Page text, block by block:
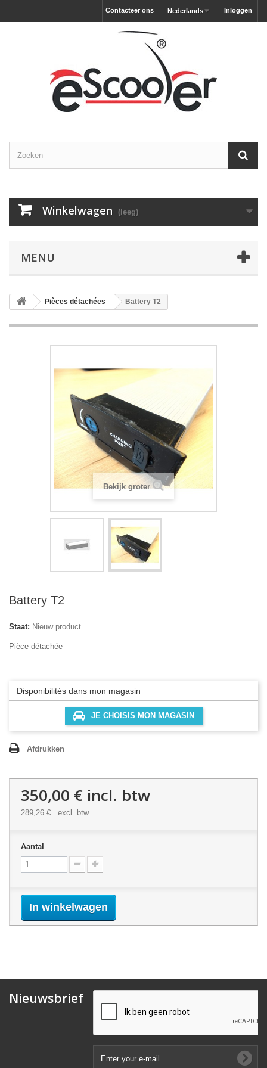
Inloggen
Nederlands
Contacteer ons
Winkelwagen (leeg)
MENU
Pièces détachées Battery T2
Bekijk groter
Battery T2
Staat: Nieuw product
Pièce détachée
Disponibilités dans mon magasin
JE CHOISIS MON MAGASIN
Afdrukken
350,00 € incl. btw
289,26 € excl. btw
Aantal
In winkelwagen
Nieuwsbrief